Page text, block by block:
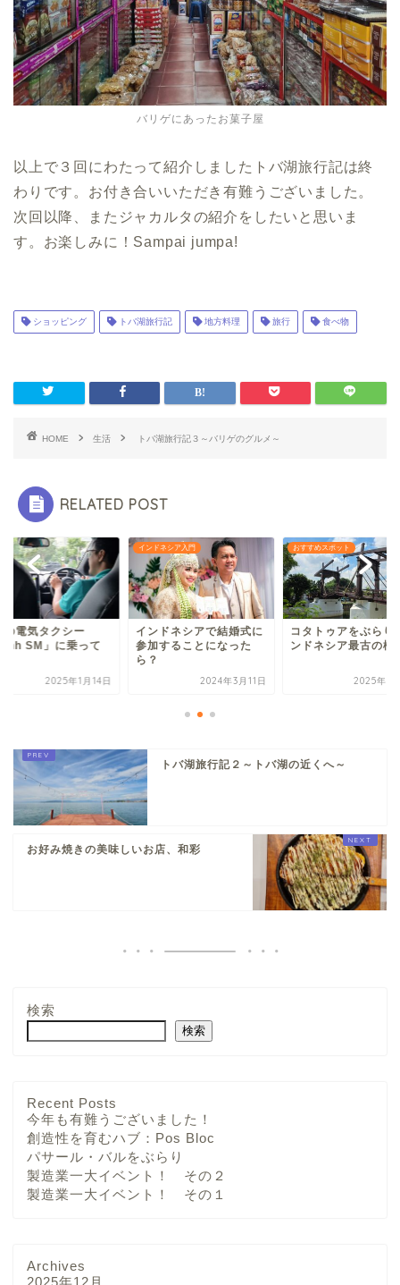
バリゲにあったお菓子屋
以上で３回にわたって紹介しましたトバ湖旅行記は終
わりです。お付き合いいただき有難うございました。
次回以降、またジャカルタの紹介をしたいと思いま
す。お楽しみに！Sampai jumpa!
ショッピング トバ湖旅行記 地方料理 旅行 食べ物
HOME 生活 トバ湖旅行記３～バリゲのグルメ～
RELATED POST
の電気タクシー
SM」に乗って
2025年1月14日
インドネシア入門
インドネシアで結婚式に
参加することになった
ら？
2024年3月11日
おすすめスポット
コタトゥアをぶらり
ンドネシア最古の橋
2025年6
トバ湖旅行記２～トバ湖の近くへ～
お好み焼きの美味しいお店、和彩
検索
検索
Recent Posts
今年も有難うございました！
創造性を育むハブ：Pos Bloc
パサール・バルをぶらり
製造業一大イベント！ その２
製造業一大イベント！ その１
Archives
2025年12月